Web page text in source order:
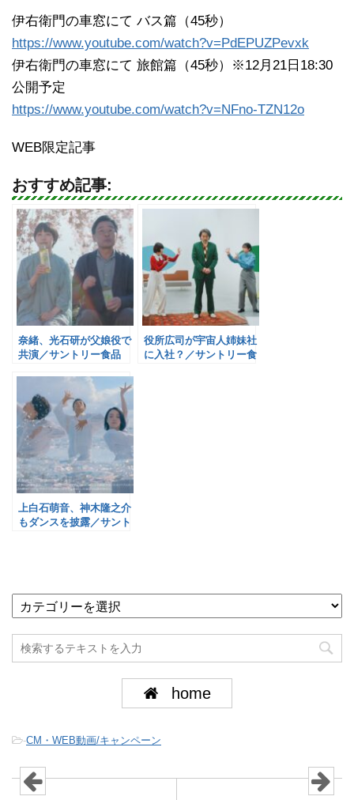
伊右衛門の車窓にて バス篇（45秒）
https://www.youtube.com/watch?v=PdEPUZPevxk
伊右衛門の車窓にて 旅館篇（45秒）※12月21日18:30
公開予定
https://www.youtube.com/watch?v=NFno-TZN12o
WEB限定記事
おすすめ記事:
奈緒、光石研が父娘役で
共演／サントリー食品
役所広司が宇宙人姉妹社
に入社？／サントリー食
上白石萌音、神木隆之介
もダンスを披露／サント
home
-CM・WEB動画/キャンペーン